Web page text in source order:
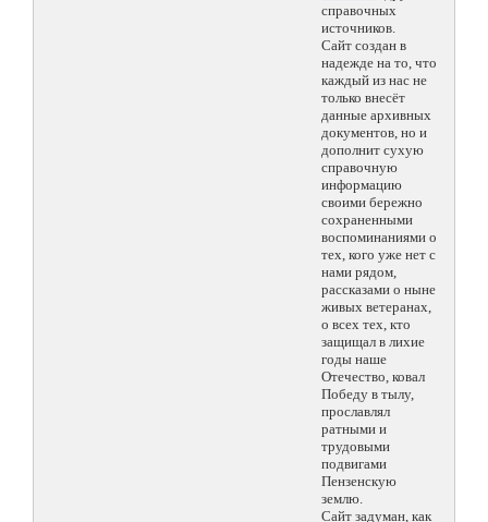
справочных
источников.
Сайт создан в
надежде на то, что
каждый из нас не
только внесёт
данные архивных
документов, но и
дополнит сухую
справочную
информацию
своими бережно
сохраненными
воспоминаниями о
тех, кого уже нет с
нами рядом,
рассказами о ныне
живых ветеранах,
о всех тех, кто
защищал в лихие
годы наше
Отечество, ковал
Победу в тылу,
прославлял
ратными и
трудовыми
подвигами
Пензенскую
землю.
Сайт задуман, как